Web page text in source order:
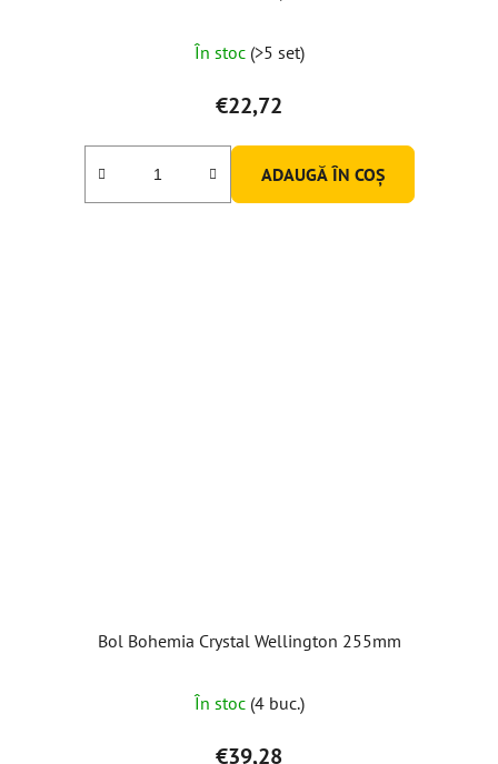
În stoc (>5 set)
€22,72
ADAUGĂ ÎN COŞ
Bol Bohemia Crystal Wellington 255mm
În stoc (4 buc.)
€39,28